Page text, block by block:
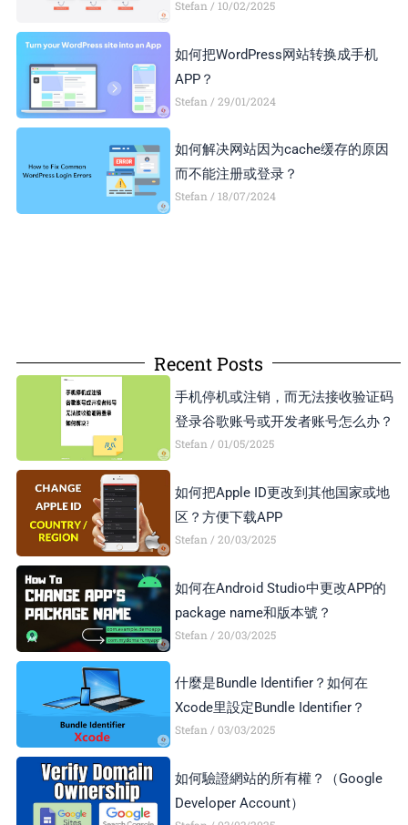
Stefan 10/02/2025
如何把WordPress网站转换成手机
APP？
Stefan 29/01/2024
如何解决网站因为cache缓存的原因
而不能注册或登录？
Stefan 18/07/2024
Recent Posts
手机停机或注销，而无法接收验证码
登录谷歌账号或开发者账号怎么办？
Stefan 01/05/2025
如何把Apple ID更改到其他国家或地
区？方便下载APP
Stefan 20/03/2025
如何在Android Studio中更改APP的
package name和版本號？
Stefan 20/03/2025
什麼是Bundle Identifier？如何在
Xcode里設定Bundle Identifier？
Stefan 03/03/2025
如何驗證網站的所有權？（Google
Developer Account）